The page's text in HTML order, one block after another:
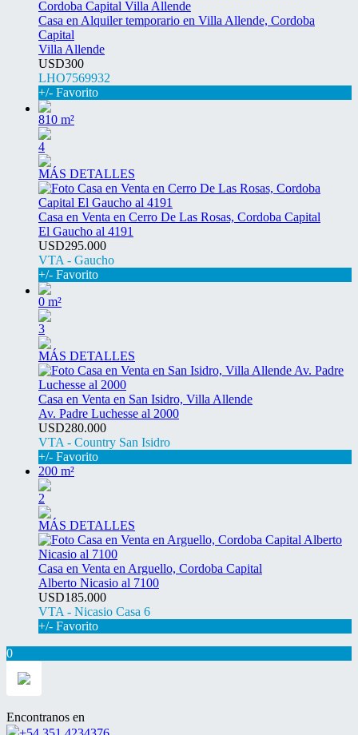
Casa en Alquiler temporario en Villa Allende, Cordoba
Capital
Villa Allende
USD300
LHO7569932
+/- Favorito
810 m²
4
MÁS DETALLES
Casa en Venta en Cerro De Las Rosas, Cordoba Capital
El Gaucho al 4191
USD295.000
VTA - Gaucho
+/- Favorito
0 m²
3
MÁS DETALLES
Casa en Venta en San Isidro, Villa Allende
Av. Padre Luchesse al 2000
USD280.000
VTA - Country San Isidro
+/- Favorito
200 m²
2
MÁS DETALLES
Casa en Venta en Arguello, Cordoba Capital
Alberto Nicasio al 7100
USD185.000
VTA - Nicasio Casa 6
+/- Favorito
0
Encontranos en